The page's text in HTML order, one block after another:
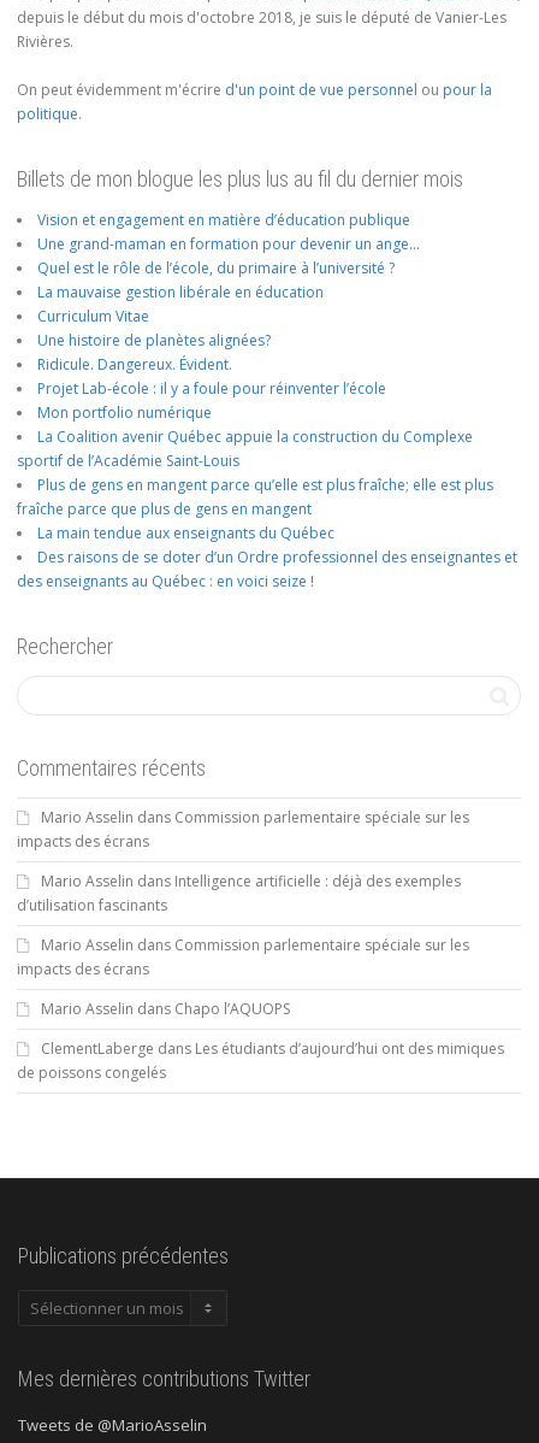
depuis le début du mois d'octobre 2018, je suis le député de Vanier-Les
Rivières.
On peut évidemment m'écrire d'un point de vue personnel ou pour la
politique.
Billets de mon blogue les plus lus au fil du dernier mois
Vision et engagement en matière d’éducation publique
Une grand-maman en formation pour devenir un ange…
Quel est le rôle de l’école, du primaire à l’université ?
La mauvaise gestion libérale en éducation
Curriculum Vitae
Une histoire de planètes alignées?
Ridicule. Dangereux. Évident.
Projet Lab-école : il y a foule pour réinventer l’école
Mon portfolio numérique
La Coalition avenir Québec appuie la construction du Complexe
sportif de l’Académie Saint-Louis
Plus de gens en mangent parce qu’elle est plus fraîche; elle est plus
fraîche parce que plus de gens en mangent
La main tendue aux enseignants du Québec
Des raisons de se doter d’un Ordre professionnel des enseignantes et
des enseignants au Québec : en voici seize !
Rechercher
Commentaires récents
Mario Asselin dans Commission parlementaire spéciale sur les
impacts des écrans
Mario Asselin dans Intelligence artificielle : déjà des exemples
d’utilisation fascinants
Mario Asselin dans Commission parlementaire spéciale sur les
impacts des écrans
Mario Asselin dans Chapo l’AQUOPS
ClementLaberge dans Les étudiants d’aujourd’hui ont des mimiques
de poissons congelés
Publications précédentes
Publications
Mes dernières contributions Twitter
Tweets de @MarioAsselin